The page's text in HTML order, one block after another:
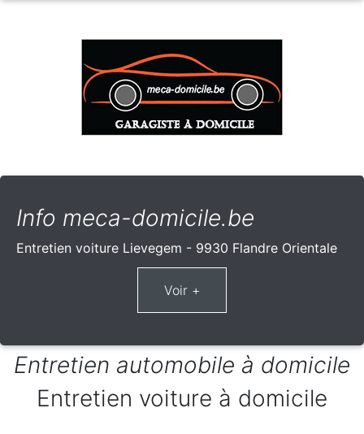
Info meca-domicile.be
Entretien voiture Lievegem - 9930 Flandre Orientale
Entretien automobile à domicile
Entretien voiture à domicile